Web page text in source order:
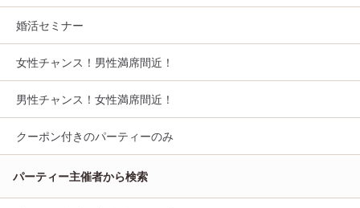
婚活セミナー
女性チャンス！男性満席間近！
男性チャンス！女性満席間近！
クーポン付きのパーティーのみ
パーティー主催者から検索